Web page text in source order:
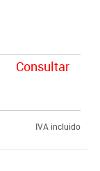
Consultar
IVA incluido